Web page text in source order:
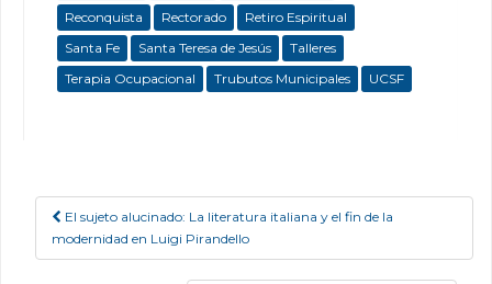
Reconquista
Rectorado
Retiro Espiritual
Santa Fe
Santa Teresa de Jesús
Talleres
Terapia Ocupacional
Trubutos Municipales UCSF
Post navigation
El sujeto alucinado: La literatura italiana y el fin de la
modernidad en Luigi Pirandello